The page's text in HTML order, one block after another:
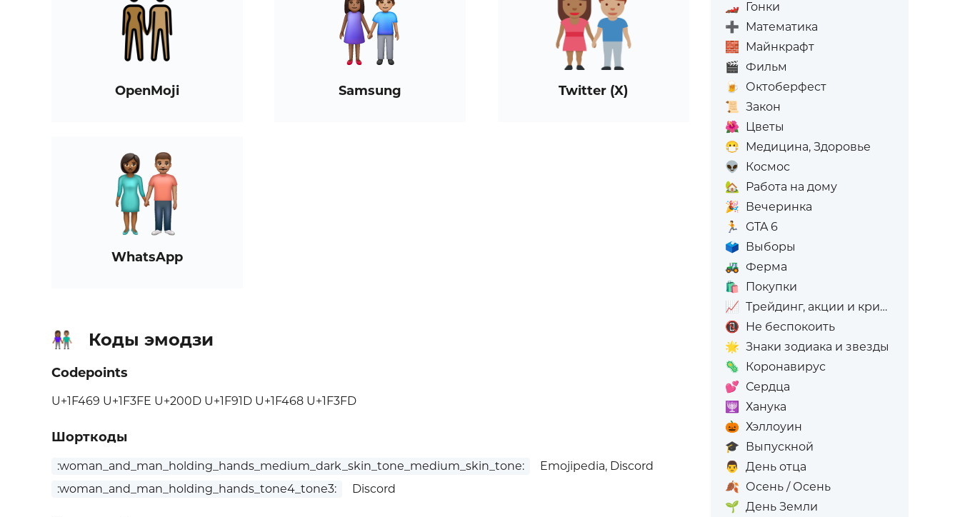
OpenMoji Samsung Twitter (X)
WhatsApp
👩🏾‍🤝‍👨🏽 Коды эмодзи
Codepoints
U+1F469 U+1F3FE U+200D U+1F91D U+1F468 U+1F3FD
Шорткоды
:woman_and_man_holding_hands_medium_dark_skin_tone_medium_skin_tone:
Emojipedia, Discord
:woman_and_man_holding_hands_tone4_tone3:
Discord
🏎️ Гонки
➕ Математика
🧱 Майнкрафт
🎬 Фильм
🍺
Октоберфест
📜 Закон
🌺 Цветы
😷 Медицина, Здоровье
👽
Космос
🏡
Работа на дому
🎉 Вечеринка
🏃
GTA 6
🗳️ Выборы
🚜 Ферма
🛍️
Покупки
📈 Трейдинг, акции и криптовалюта
📵 Не беспокоить
🌟 Знаки зодиака и звезды
🦠 Коронавирус
💕 Сердца
🕎
Ханука
🎃 Хэллоуин
🎓 Выпускной
👨 День отца
🍂 Осень / Осень
🌱 День Земли